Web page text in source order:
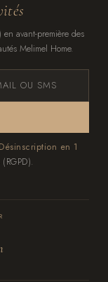
en avant-première des
Melimel Home.
OU SMS
Désinscription en 1